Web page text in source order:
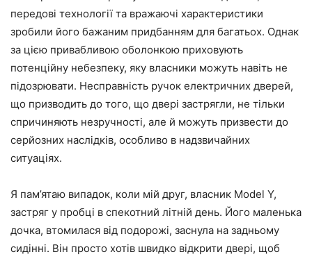
передові технології та вражаючі характеристики
зробили його бажаним придбанням для багатьох. Однак
за цією привабливою оболонкою приховують
потенційну небезпеку, яку власники можуть навіть не
підозрювати. Несправність ручок електричних дверей,
що призводить до того, що двері застрягли, не тільки
спричиняють незручності, але й можуть призвести до
серйозних наслідків, особливо в надзвичайних
ситуаціях.
Я пам’ятаю випадок, коли мій друг, власник Model Y,
застряг у пробці в спекотний літній день. Його маленька
дочка, втомилася від подорожі, заснула на задньому
сидінні. Він просто хотів швидко відкрити двері, щоб